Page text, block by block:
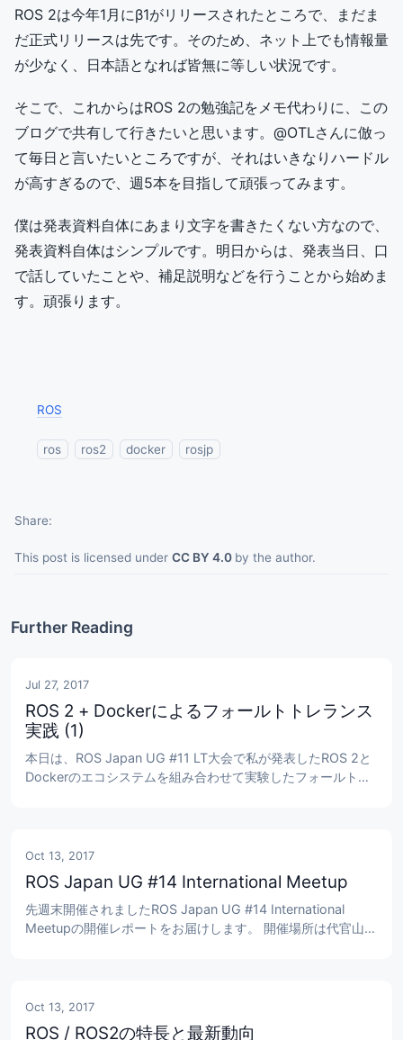
ROS 2は今年1月にβ1がリリースされたところで、まだま
だ正式リリースは先です。そのため、ネット上でも情報量
が少なく、日本語となれば皆無に等しい状況です。
そこで、これからはROS 2の勉強記をメモ代わりに、この
ブログで共有して行きたいと思います。@OTLさんに倣っ
て毎日と言いたいところですが、それはいきなりハードル
が高すぎるので、週5本を目指して頑張ってみます。
僕は発表資料自体にあまり文字を書きたくない方なので、
発表資料自体はシンプルです。明日からは、発表当日、口
で話していたことや、補足説明などを行うことから始めま
す。頑張ります。
ROS
ros ros2 docker rosjp
This post is licensed under CC BY 4.0 by the author.
Share
Further Reading
Jul 27, 2017
ROS 2 + Dockerによるフォールトトレランス
実践 (1)
本日は、ROS Japan UG #11 LT大会で私が発表したROS 2と
Dockerのエコシステムを組み合わせて実験したフォールトト
Dockerの異常終了時、自動再起動オプションを使って実現
Oct 13, 2017
ROS Japan UG #14 International Meetup
先週末開催されましたROS Japan UG #14 International
Meetupの開催レポートをお届けします。 開催場所は代官山に
イベントです。 @surfertasさんの人...
Oct 13, 2017
ROS / ROS2の特長と最新動向